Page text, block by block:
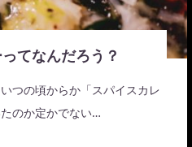
てなんだろう？
つの頃からか「スパイスカレ
のか定かでない…